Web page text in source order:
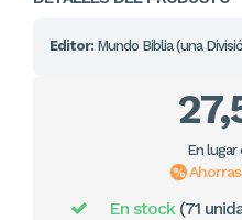
Editor: Mundo Biblia (una
En lugar
En stock (71